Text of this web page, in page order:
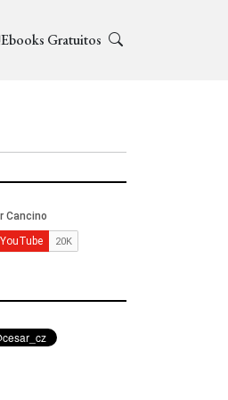
Ebooks Gratuitos